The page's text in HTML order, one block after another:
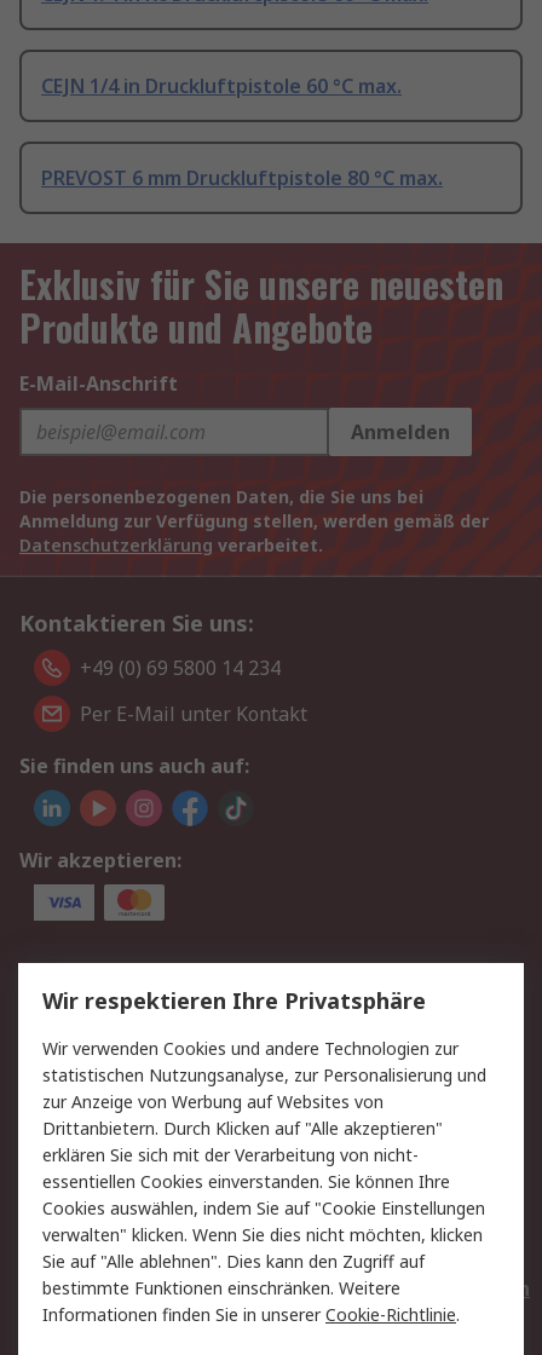
CEJN 1/4 in Druckluftpistole 60 °C max.
PREVOST 6 mm Druckluftpistole 80 °C max.
Exklusiv für Sie unsere neuesten
Produkte und Angebote
E-Mail-Anschrift
Anmelden
Die personenbezogenen Daten, die Sie uns bei
Anmeldung zur Verfügung stellen, werden gemäß der
Datenschutzerklärung verarbeitet.
Kontaktieren Sie uns:
+49 (0) 69 5800 14 234
Per E-Mail unter Kontakt
Sie finden uns auch auf:
Wir akzeptieren:
Service
Value Added Services
Lieferlösungen
Rücksendungen
Kontakt
Hilfe
Privatkunden
Rechtliches
AGB
Datenschutz
Cookie-Richtlinie
Zahlungsbedingungen
Copyright/Impressum
Entsorgung
Elektrogeräte/Batterien
Wir respektieren Ihre Privatsphäre
Wir verwenden Cookies und andere Technologien zur
statistischen Nutzungsanalyse, zur Personalisierung und
zur Anzeige von Werbung auf Websites von
Drittanbietern. Durch Klicken auf "Alle akzeptieren"
erklären Sie sich mit der Verarbeitung von nicht-
essentiellen Cookies einverstanden. Sie können Ihre
Cookies auswählen, indem Sie auf "Cookie Einstellungen
verwalten" klicken. Wenn Sie dies nicht möchten, klicken
Sie auf "Alle ablehnen". Dies kann den Zugriff auf
bestimmte Funktionen einschränken. Weitere
Informationen finden Sie in unsererCookie-Richtlinie.